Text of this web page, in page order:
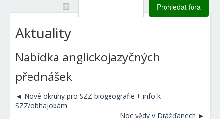
Aktuality
Nabídka anglickojazyčných
přednášek
Nové okruhy pro SZZ biogeografie + info k
SZZ/obhajobám
Noc vědy v Drážďanech